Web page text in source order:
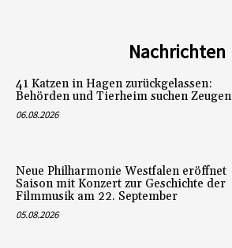
Nachrichten
41 Katzen in Hagen zurückgelassen:
Behörden und Tierheim suchen Zeugen
06.08.2026
Neue Philharmonie Westfalen eröffnet
Saison mit Konzert zur Geschichte der
Filmmusik am 22. September
05.08.2026